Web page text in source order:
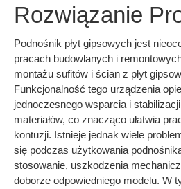
Rozwiązanie
Podnośnik płyt gipsowych jest
pracach budowlanych i
montażu sufitów i ścian z płyt
Funkcjonalność tego urządzenia
jednoczesnego wsparcia i
materiałów, co znacząco ułatwia
kontuzji. Istnieje jednak wiele
się podczas użytkowania
stosowanie, uszkodzenia
doborze odpowiedniego modelu. W